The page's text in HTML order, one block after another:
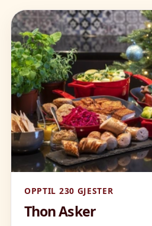
OPPTIL 230 GJESTER
Thon Asker